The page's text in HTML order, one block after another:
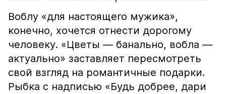
Воблу «для настоящего мужика»,
конечно, хочется отнести дорогому
человеку. «Цветы — банально, вобла —
актуально» заставляет пересмотреть
свой взгляд на романтичные подарки.
Рыбка с надписью «Будь добрее, дари